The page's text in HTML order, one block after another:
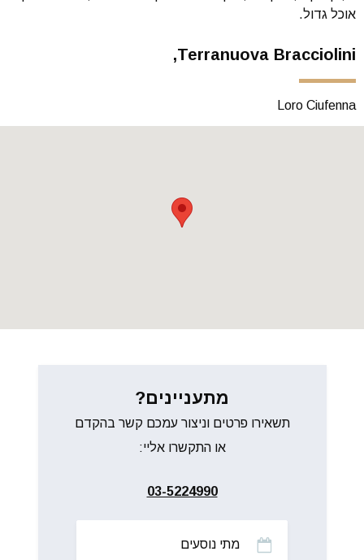
אוכל גדול.
Terranuova Bracciolini,
Loro Ciufenna
מתעניינים?
תשאירו פרטים וניצור עמכם קשר בהקדם
או התקשרו אליי:
03-5224990